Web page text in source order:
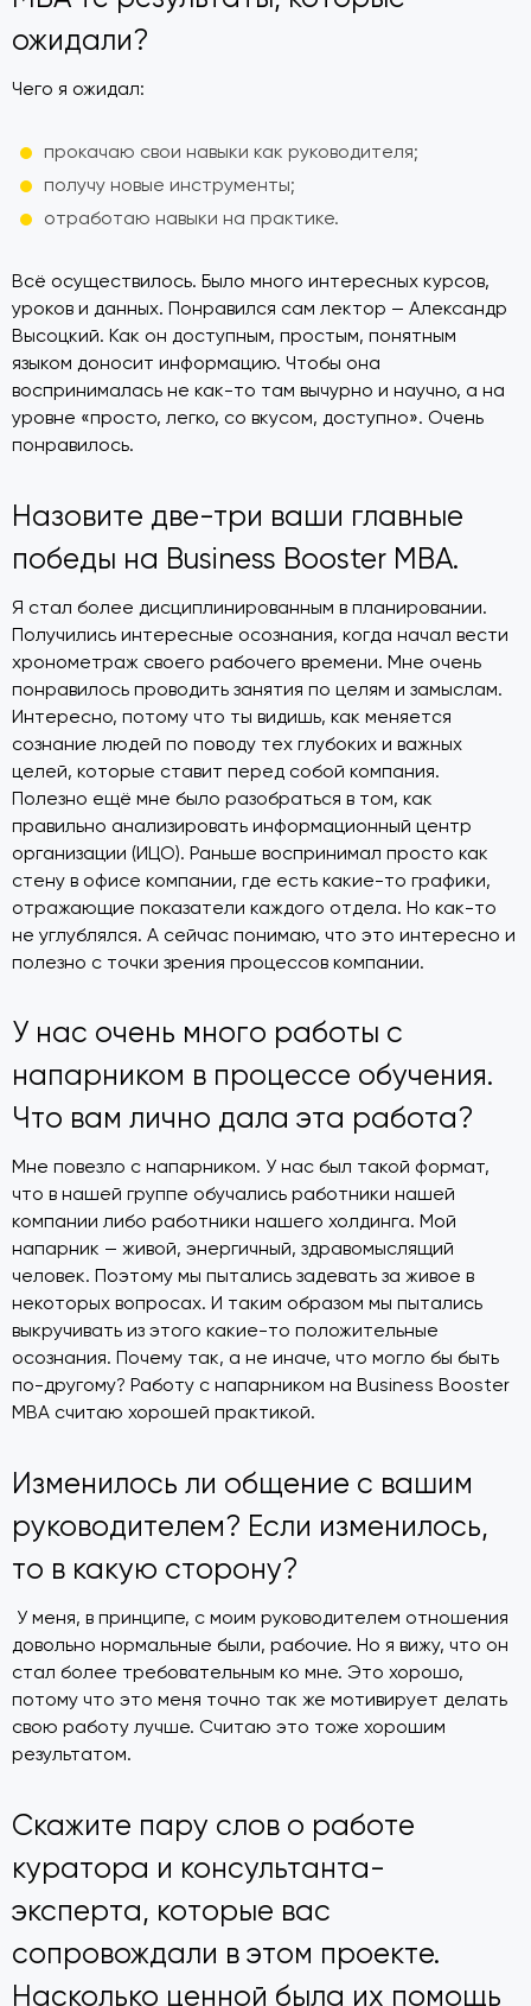
ожидали?
Чего я ожидал:
прокачаю свои навыки как руководителя;
получу новые инструменты;
отработаю навыки на практике.
Всё осуществилось. Было много интересных курсов,
уроков и данных. Понравился сам лектор — Александр
Высоцкий. Как он доступным, простым, понятным
языком доносит информацию. Чтобы она
воспринималась не как-то там вычурно и научно, а на
уровне «просто, легко, со вкусом, доступно». Очень
понравилось.
Назовите две-три ваши главные
победы на Business Booster MBA.
Я стал более дисциплинированным в планировании.
Получились интересные осознания, когда начал вести
хронометраж своего рабочего времени. Мне очень
понравилось проводить занятия по целям и замыслам.
Интересно, потому что ты видишь, как меняется
сознание людей по поводу тех глубоких и важных
целей, которые ставит перед собой компания.
Полезно ещё мне было разобраться в том, как
правильно анализировать информационный центр
организации (ИЦО). Раньше воспринимал просто как
стену в офисе компании, где есть какие-то графики,
отражающие показатели каждого отдела. Но как-то
не углублялся. А сейчас понимаю, что это интересно и
полезно с точки зрения процессов компании.
У нас очень много работы с
напарником в процессе обучения.
Что вам лично дала эта работа?
Мне повезло с напарником. У нас был такой формат,
что в нашей группе обучались работники нашей
компании либо работники нашего холдинга. Мой
напарник — живой, энергичный, здравомыслящий
человек. Поэтому мы пытались задевать за живое в
некоторых вопросах. И таким образом мы пытались
выкручивать из этого какие-то положительные
осознания. Почему так, а не иначе, что могло бы быть
по-другому? Работу с напарником на Business Booster
MBA считаю хорошей практикой.
Изменилось ли общение с вашим
руководителем? Если изменилось,
то в какую сторону?
У меня, в принципе, с моим руководителем отношения
довольно нормальные были, рабочие. Но я вижу, что он
стал более требовательным ко мне. Это хорошо,
потому что это меня точно так же мотивирует делать
свою работу лучше. Считаю это тоже хорошим
результатом.
Скажите пару слов о работе
куратора и консультанта-
эксперта, которые вас
сопровождали в этом проекте.
Насколько ценной была их помощь